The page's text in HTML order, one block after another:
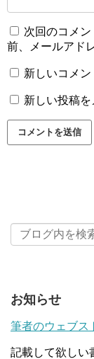
次回のコメ
前、メールアド
新しいコメ
新しい投稿
お知らせ
筆者のウェブス
記載して欲しい